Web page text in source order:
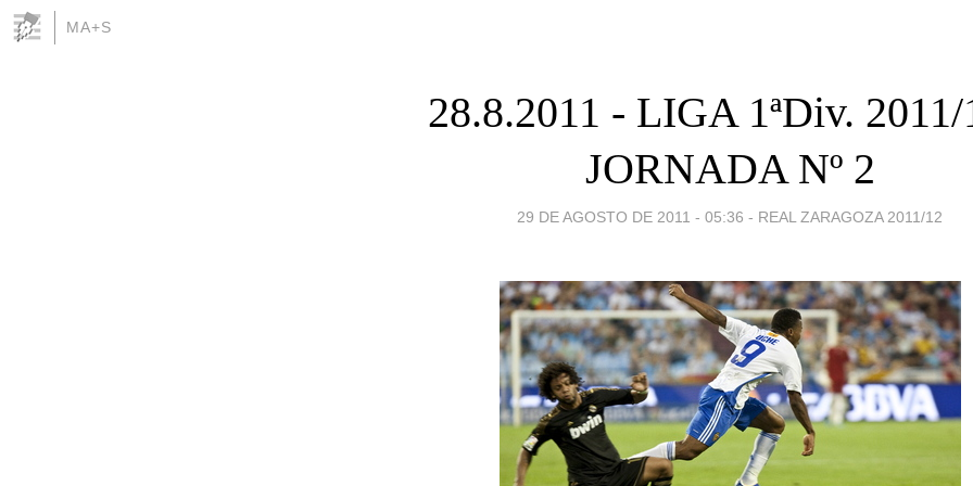
MA+S
28.8.2011 - LIGA 1ªDiv.
JORNADA Nº 2
29 DE AGOSTO DE 2011 - 05:36 - REAL ZARAGOZA 2011/12